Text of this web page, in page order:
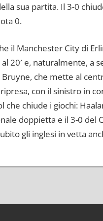
sua partita. Il 3-0
0.
il Manchester City di
20′ e, naturalmente, a
Bruyne, che mette al
con il sinistro in
che chiude i giochi:
doppietta e il 3-0 del
gli inglesi in vetta